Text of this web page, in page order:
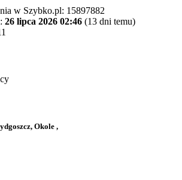
w Szybko.pl: 15897882
26 lipca 2026 02:46 (13 dni temu)
Okole ,